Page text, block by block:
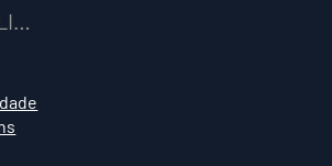
BT GAME AI & LICENCIAMENTO